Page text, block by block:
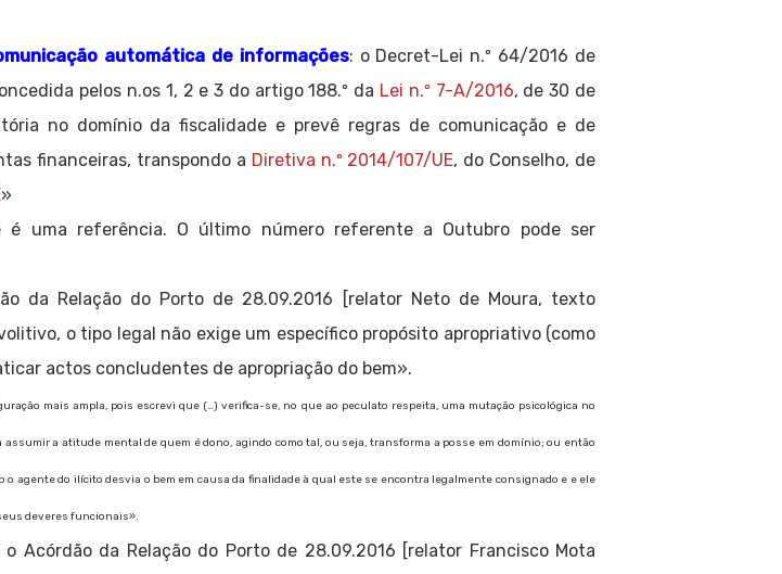
automática de informações: o Decret-Lei n.º 64/2016 de
pelos n.os 1, 2 e 3 do artigo 188.º da Lei n.º 7-A/2016, de 30 de
no domínio da fiscalidade e prevê regras de comunicação e de
financeiras, transpondo a Diretiva n.º 2014/107/UE, do Conselho, de
»
uma referência. O último número referente a Outubro pode ser
da Relação do Porto de 28.09.2016 [relator Neto de Moura, texto
o tipo legal não exige um específico propósito apropriativo (como
actos concludentes de apropriação do bem».
mais ampla, pois escrevi que (…) verifica-se, no que ao peculato respeita, uma mutação psicológica no
a atitude mental de quem é dono, agindo como tal, ou seja, transforma a posse em domínio; ou então
agente do ilícito desvia o bem em causa da finalidade à qual este se encontra legalmente consignado e e ele
deveres funcionais».
o Acórdão da Relação do Porto de 28.09.2016 [relator Francisco Mota